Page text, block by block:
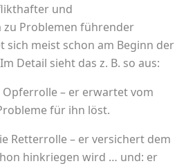
und
Problemen führender
sich meist schon am Beginn der
Detail sieht das z. B. so aus:
– er erwartet vom
für ihn löst.
Retterrolle – er versichert dem
hinkriegen wird … und: er